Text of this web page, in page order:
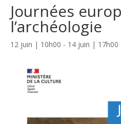
Journées
l’archéologie
12 juin | 10h00 - 14 juin | 17h00